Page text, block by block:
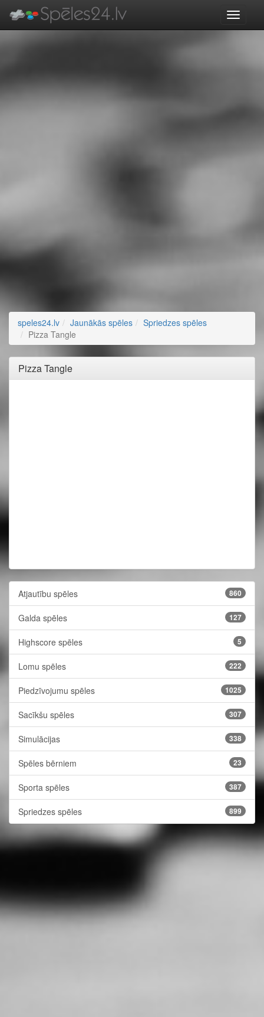
speles24.lv Jaunākās spēles
Spriedzes spēles
Pizza Tangle
Pizza Tangle
Atjautību spēles 860
Galda spēles 127
Highscore spēles 5
Lomu spēles 222
Piedzīvojumu spēles 1025
Sacīkšu spēles 307
Simulācijas 338
Spēles bērniem 23
Sporta spēles 387
Spriedzes spēles 899